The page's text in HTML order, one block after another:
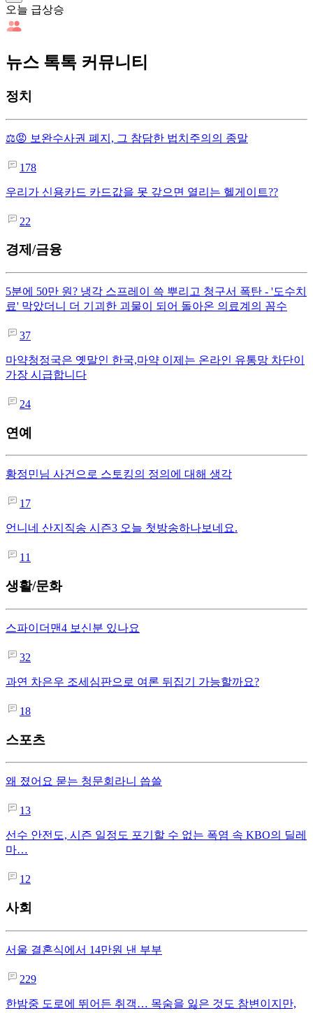
오늘 급상승
뉴스 톡톡 커뮤니티
정치
⚖️😡 보완수사권 폐지, 그 참담한 법치주의의 종말
178
우리가 신용카드 카드값을 못 갚으면 열리는 헬게이트??
22
경제/금융
5분에 50만 원? 냉각 스프레이 쓱 뿌리고 청구서 폭탄 - '도수치
료' 막았더니 더 기괴한 괴물이 되어 돌아온 의료계의 꼼수
37
마약청정국은 옛말인 한국,마약 이제는 온라인 유통망 차단이
가장 시급합니다
24
연예
황정민님 사건으로 스토킹의 정의에 대해 생각
17
언니네 산지직송 시즌3 오늘 첫방송하나보네요.
11
생활/문화
스파이더맨4 보신분 있나요
32
과연 차은우 조세심판으로 여론 뒤집기 가능할까요?
18
스포츠
왜 졌어요 묻는 청문회라니 씁쓸
13
선수 안전도, 시즌 일정도 포기할 수 없는 폭염 속 KBO의 딜레
마…
12
사회
서울 결혼식에서 14만원 낸 부부
229
한밤중 도로에 뛰어든 취객… 목숨을 잃은 것도 참변이지만,